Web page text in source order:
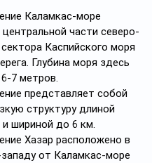
Каламкас-море
центральной части северо-
Каспийского моря
Глубина моря здесь
7 метров.
представляет собой
структуру длиной
шириной до 6 км.
Хазар расположено в
от Каламкас-море